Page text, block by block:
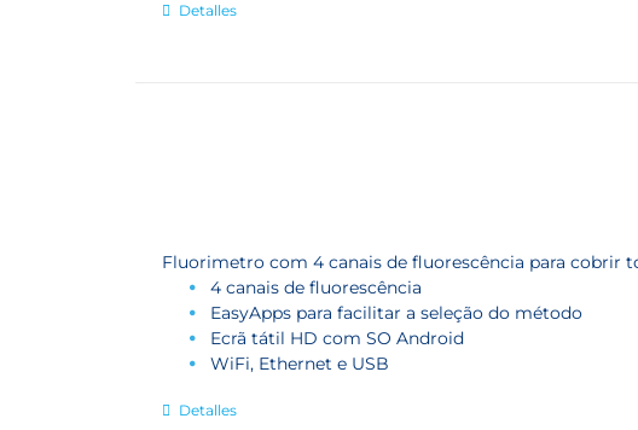
Detalles
Fluorimetro com 4 canais de fluorescência para cobrir
4 canais de fluorescência
EasyApps para facilitar a seleção do método
Ecrã tátil HD com SO Android
WiFi, Ethernet e USB
Detalles